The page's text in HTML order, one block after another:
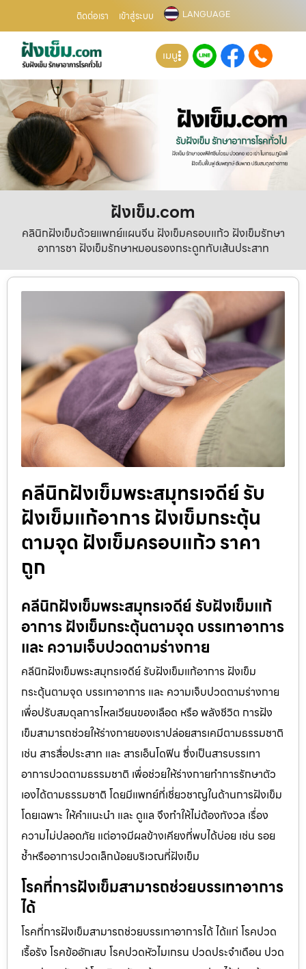
ติดต่อเรา เข้าสู่ระบบ LANGUAGE
เมนู
ฝังเข็ม.com
คลินิกฝังเข็มด้วยแพทย์แผนจีน ฝังเข็มครอบแก้ว ฝังเข็มรักษา
อาการชา ฝังเข็มรักษาหมอนรองกระดูกทับเส้นประสาท
คลีนิกฝังเข็มพระสมุทรเจดีย์ รับ
ฝังเข็มแก้อาการ ฝังเข็มกระตุ้น
ตามจุด ฝังเข็มครอบแก้ว ราคา
ถูก
คลีนิกฝังเข็มพระสมุทรเจดีย์ รับฝังเข็มแก้
อาการ ฝังเข็มกระตุ้นตามจุด บรรเทาอาการ
และ ความเจ็บปวดตามร่างกาย
คลีนิกฝังเข็มพระสมุทรเจดีย์ รับฝังเข็มแก้อาการ ฝังเข็ม
กระตุ้นตามจุด บรรเทาอาการ และ ความเจ็บปวดตามร่างกาย
เพื่อปรับสมดุลการไหลเวียนของเลือด หรือ พลังชีวิต การฝัง
เข็มสามารถช่วยให้ร่างกายของเราปล่อยสารเคมีตามธรรมชาติ
เช่น สารสื่อประสาท และ สารเอ็นโดฟิน ซึ่งเป็นสารบรรเทา
อาการปวดตามธรรมชาติ เพื่อช่วยให้ร่างกายทำการรักษาตัว
เองได้ตามธรรมชาติ โดยมีแพทย์ที่เชี่ยวชาญในด้านการฝังเข็ม
โดยเฉพาะ ให้คำแนะนำ และ ดูแล จึงทำให้ไม่ต้องกังวล เรื่อง
ความไม่ปลอดภัย แต่อาจมีผลข้างเคียงที่พบได้บ่อย เช่น รอย
ช้ำหรืออาการปวดเล็กน้อยบริเวณที่ฝังเข็ม
โรคที่การฝังเข็มสามารถช่วยบรรเทาอาการ
ได้
โรคที่การฝังเข็มสามารถช่วยบรรเทาอาการได้ ได้แก่ โรคปวด
เรื้อรัง โรคข้ออักเสบ โรคปวดหัวไมเกรน ปวดประจําเดือน ปวด